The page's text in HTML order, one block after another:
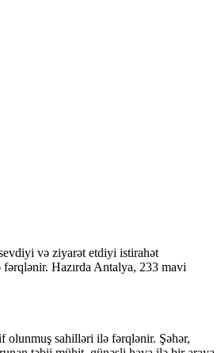
və ziyarət etdiyi istirahət
Hazırda Antalya, 233 mavi
olunmuş sahilləri ilə fərqlənir. Şəhər,